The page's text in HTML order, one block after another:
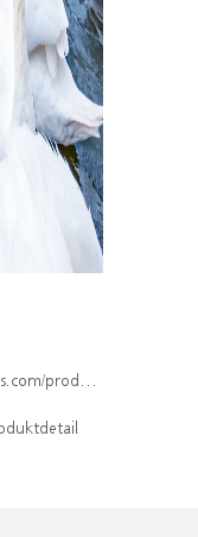
isin/DE000WA5ENE7